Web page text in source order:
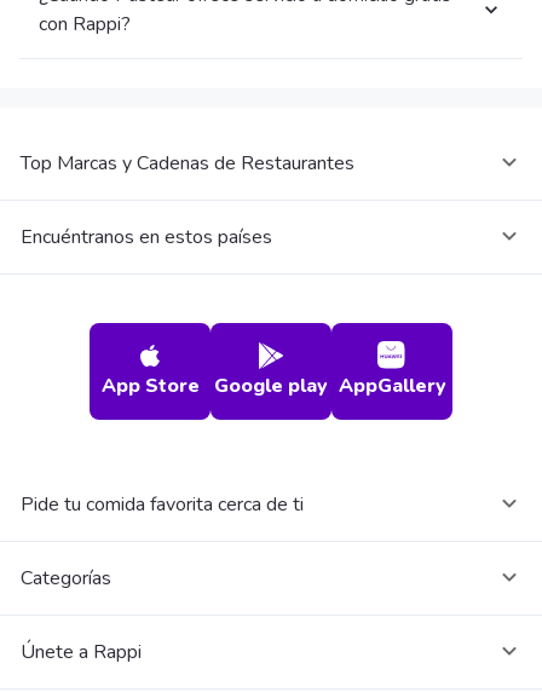
con Rappi?
Top Marcas y Cadenas de Restaurantes
Encuéntranos en estos países
App Store Google play AppGallery
Pide tu comida favorita cerca de ti
Categorías
Únete a Rappi